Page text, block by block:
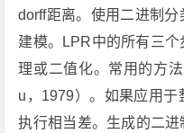
dorff距离。使用二进制
建模。LPR中的所有三
理或二值化。常用的方
u，1979）。如果应用于
执行相当差。生成的二